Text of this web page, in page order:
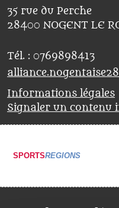
35 rue du Perche
28400 NOGENT LE
Tél. : 0769898413
Informations légales
Signaler un contenu
SPORTSREGIONS